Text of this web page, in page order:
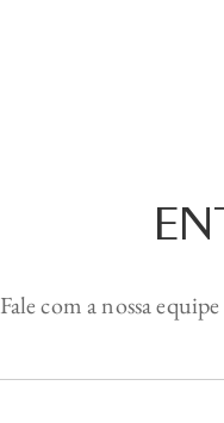
Fale com a nossa